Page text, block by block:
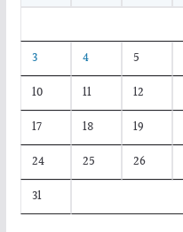
3
4 5
10
11 12
17
18 19
24
25 26
31